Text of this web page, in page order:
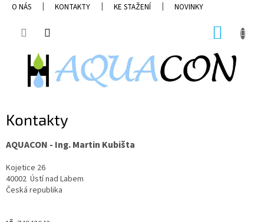
PřejítO NÁS KONTAKTY KE STAŽENÍ NOVINKY
Kontakty
AQUACON - Ing. Martin Kubišta
Kojetice 26
40002 Ústí nad Labem
Česká republika